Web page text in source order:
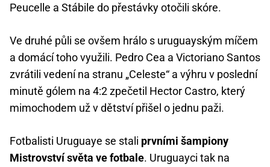
Peucelle a Stábile do přestávky otočili skóre.
Ve druhé půli se ovšem hrálo s uruguayským míčem
a domácí toho využili. Pedro Cea a Victoriano Santos
zvrátili vedení na stranu „Celeste“ a výhru v poslední
minutě gólem na 4:2 zpečetil Hector Castro, který
mimochodem už v dětství přišel o jednu paži.
Fotbalisti Uruguaye se stali prvními šampiony
Mistrovství světa ve fotbale. Uruguayci tak na